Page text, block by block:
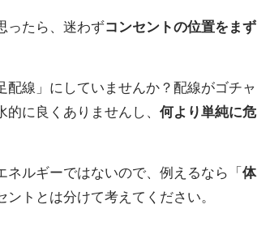
ったら、迷わずコンセントの位置をまず
線」にしていませんか？配線がゴチャ
に良くありませんし、 何より単純に危
ルギーではないので、例えるなら「 体
トとは分けて考えてください。